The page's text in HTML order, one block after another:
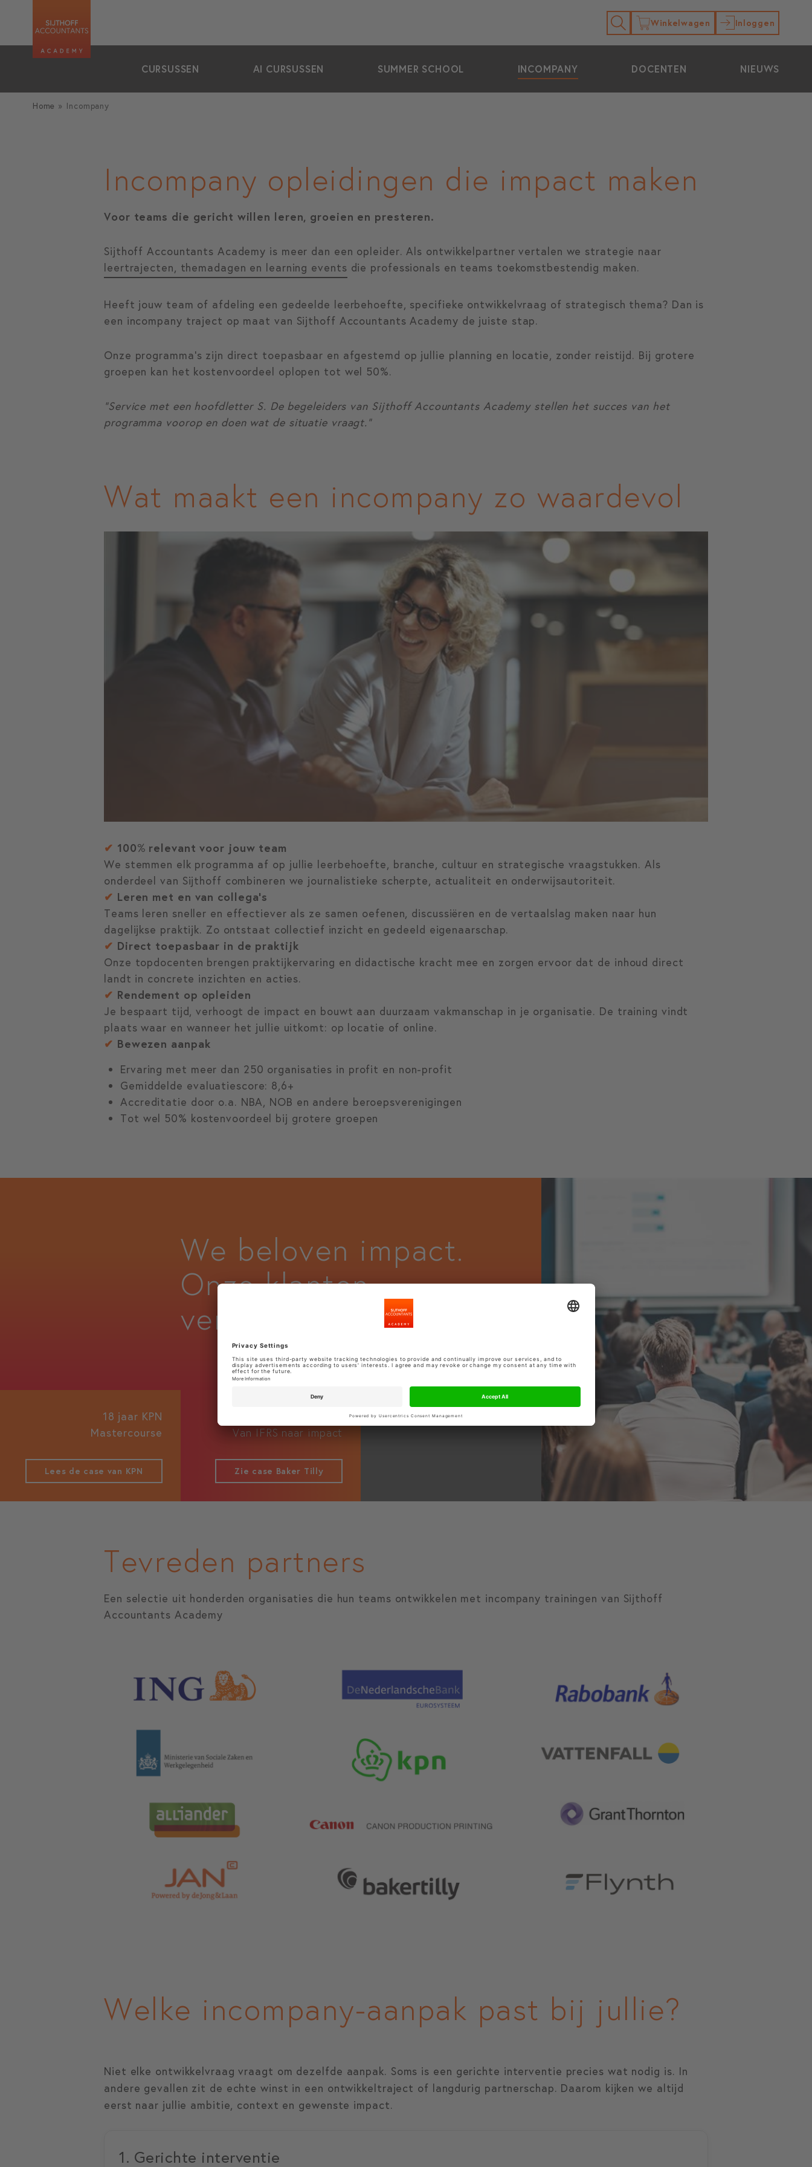
Winkelwagen Inloggen
CURSUSSEN AI CURSUSSEN SUMMER SCHOOL INCOMPANY DOCENTEN NIEUWS
Home » Incompany
Incompany opleidingen die impact maken
Voor teams die gericht willen leren, groeien en presteren.
Sijthoff Accountants Academy is meer dan een opleider. Als ontwikkelpartner vertalen we strategie naar
leertrajecten, themadagen en learning events die professionals en teams toekomstbestendig maken.
Heeft jouw team of afdeling een gedeelde leerbehoefte, specifieke ontwikkelvraag of strategisch thema? Dan is
een incompany traject op maat van Sijthoff Accountants Academy de juiste stap.
Onze programma’s zijn direct toepasbaar en afgestemd op jullie planning en locatie, zonder reistijd. Bij grotere
groepen kan het kostenvoordeel oplopen tot wel 50%.
“Service met een hoofdletter S. De begeleiders van Sijthoff Accountants Academy stellen het succes van het
programma voorop en doen wat de situatie vraagt.”
Wat maakt een incompany zo waardevol
✔ 100% relevant voor jouw team
We stemmen elk programma af op jullie leerbehoefte, branche, cultuur en strategische vraagstukken. Als
onderdeel van Sijthoff combineren we journalistieke scherpte, actualiteit en onderwijsautoriteit.
✔ Leren met en van collega’s
Teams leren sneller en effectiever als ze samen oefenen, discussiëren en de vertaalslag maken naar hun
dagelijkse praktijk. Zo ontstaat collectief inzicht en gedeeld eigenaarschap.
✔ Direct toepasbaar in de praktijk
Onze topdocenten brengen praktijkervaring en didactische kracht mee en zorgen ervoor dat de inhoud direct
landt in concrete inzichten en acties.
✔ Rendement op opleiden
Je bespaart tijd, verhoogt de impact en bouwt aan duurzaam vakmanschap in je organisatie. De training vindt
plaats waar en wanneer het jullie uitkomt: op locatie of online.
✔ Bewezen aanpak
Ervaring met meer dan 250 organisaties in profit en non-profit
Gemiddelde evaluatiescore: 8,6+
Accreditatie door o.a. NBA, NOB en andere beroepsverenigingen
Tot wel 50% kostenvoordeel bij grotere groepen
We beloven impact.
Onze klanten
vertellen het verhaal.
18 jaar KPN
Mastercourse
Lees de case van KPN
Van IFRS naar impact
Zie case Baker Tilly
Tevreden partners
Een selectie uit honderden organisaties die hun teams ontwikkelen met incompany trainingen van Sijthoff
Accountants Academy
Welke incompany-aanpak past bij jullie?
Niet elke ontwikkelvraag vraagt om dezelfde aanpak. Soms is een gerichte interventie precies wat nodig is. In
andere gevallen zit de echte winst in een ontwikkeltraject of langdurig partnerschap. Daarom kijken we altijd
eerst naar jullie ambitie, context en gewenste impact.
1. Gerichte interventie